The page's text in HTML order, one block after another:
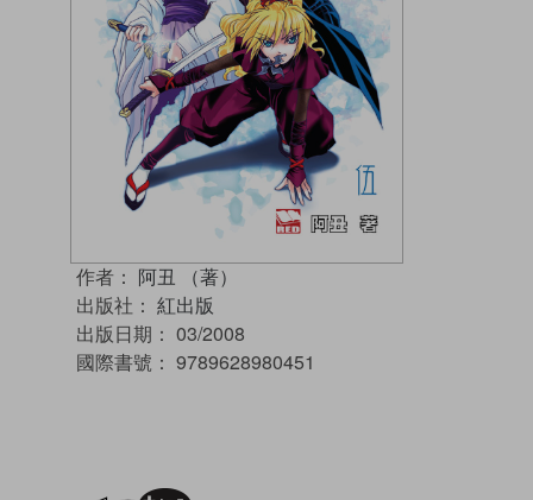
作者： 阿丑 （著）
出版社： 紅出版
出版日期： 03/2008
國際書號： 9789628980451